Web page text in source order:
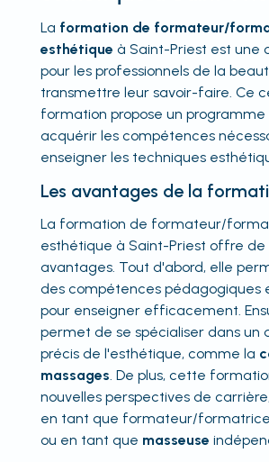
La formation de formateur/
esthétique à Saint-Priest est une
pour les professionnels de la
transmettre leur savoir-faire. Ce
formation propose un
acquérir les compétences
enseigner les techniques
Les avantages de la
La formation de formateur/
esthétique à Saint-Priest offre de
avantages. Tout d'abord, elle
des compétences pédagogiques
pour enseigner efficacement.
permet de se spécialiser dans un
précis de l'esthétique, comme la
massages. De plus, cette
nouvelles perspectives de
en tant que formateur/
ou en tant que masseuse